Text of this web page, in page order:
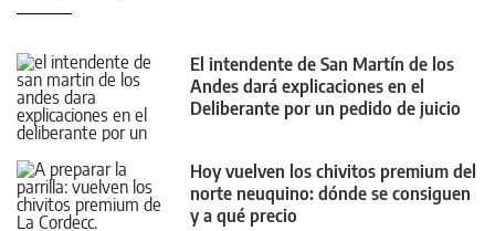
El intendente de San Martín de los
Andes dará explicaciones en el
Deliberante por un pedido de juicio
Hoy vuelven los chivitos premium del
norte neuquino: dónde se consiguen
y a qué precio